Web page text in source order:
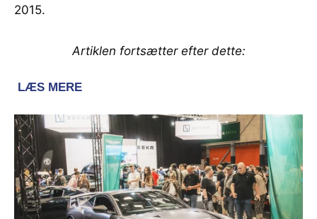
2015.
Artiklen fortsætter efter dette: